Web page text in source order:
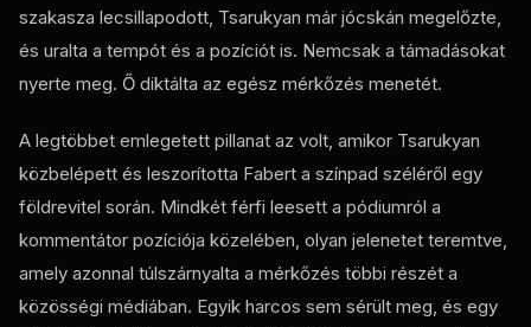
szakasza lecsillapodott, Tsarukyan már jócskán megelőzte,
és uralta a tempót és a pozíciót is. Nemcsak a támadásokat
nyerte meg. Ő diktálta az egész mérkőzés menetét.
A legtöbbet emlegetett pillanat az volt, amikor Tsarukyan
közbelépett és leszorította Fabert a színpad széléről egy
földrevitel során. Mindkét férfi leesett a pódiumról a
kommentátor pozíciója közelében, olyan jelenetet teremtve,
amely azonnal túlszárnyalta a mérkőzés többi részét a
közösségi médiában. Egyik harcos sem sérült meg, és egy